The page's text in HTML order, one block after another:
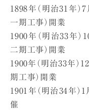
1898年（明治31年
一期工事）開業
1900年（明治33年
二期工事）開業
1900年（明治33年）
期工事）開業
1901年（明治34年
催